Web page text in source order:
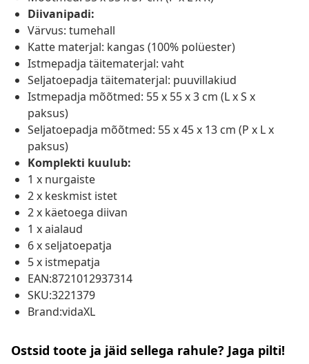
Diivanipadi:
Värvus: tumehall
Katte materjal: kangas (100% polüester)
Istmepadja täitematerjal: vaht
Seljatoepadja täitematerjal: puuvillakiud
Istmepadja mõõtmed: 55 x 55 x 3 cm (L x S x
paksus)
Seljatoepadja mõõtmed: 55 x 45 x 13 cm (P x L x
paksus)
Komplekti kuulub:
1 x nurgaiste
2 x keskmist istet
2 x käetoega diivan
1 x aialaud
6 x seljatoepatja
5 x istmepatja
EAN:8721012937314
SKU:3221379
Brand:vidaXL
Ostsid toote ja jäid sellega rahule? Jaga pilti!